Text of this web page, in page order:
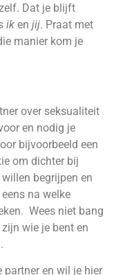
Dat je blijft
ik en jij. Praat met
manier kom je
over seksualiteit
en nodig je
bijvoorbeeld een
om dichter bij
begrijpen en
na welke
Wees niet bang
wie je bent en
en wil je hier